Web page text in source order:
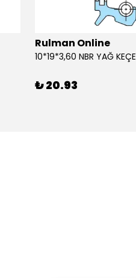
Rulman Online
10*19*3,60 NBR YAĞ KEÇE
₺ 20.93